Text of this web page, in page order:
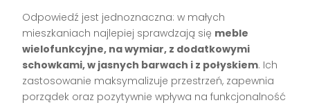
Odpowiedź jest jednoznaczna: w małych
mieszkaniach najlepiej sprawdzają się meble
wielofunkcyjne, na wymiar, z dodatkowymi
schowkami, w jasnych barwach i z połyskiem. Ich
zastosowanie maksymalizuje przestrzeń, zapewnia
porządek oraz pozytywnie wpływa na funkcjonalność